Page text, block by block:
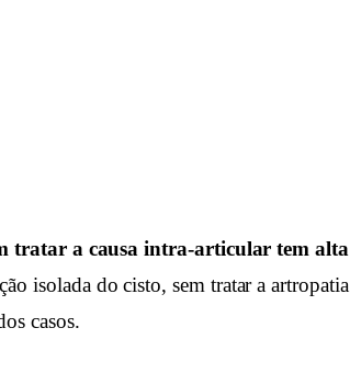
tratar a causa intra-articular tem alta
isolada do cisto, sem tratar a artropatia
casos.